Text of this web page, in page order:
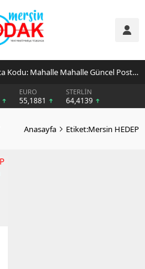
Mersin Mezitli Posta Kodu: Mahalle Mahalle Güncel Posta Kodu Rehberi
EURO
55,1881
STERLİN
64,4139
Anasayfa Etiket:Mersin HEDEP